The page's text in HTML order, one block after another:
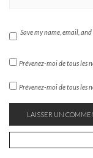
Save my name, email,
Prévenez-moi de tous les
Prévenez-moi de tous les